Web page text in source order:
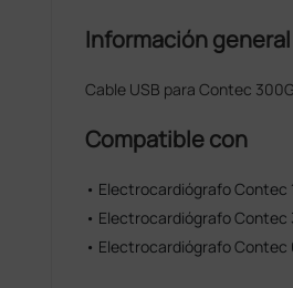
Información general
Cable USB para Contec
Compatible con
• Electrocardiógrafo Contec
• Electrocardiógrafo Contec
• Electrocardiógrafo